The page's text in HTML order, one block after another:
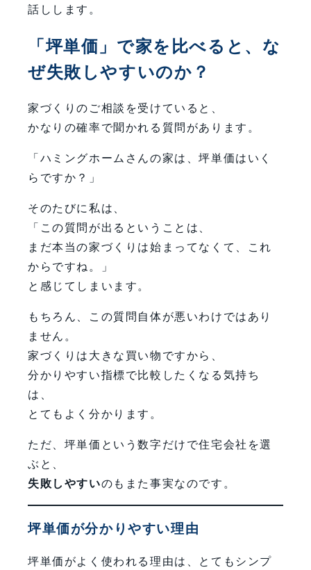
話しします。
「坪単価」で家を比べると、な
ぜ失敗しやすいのか？
家づくりのご相談を受けていると、
かなりの確率で聞かれる質問があります。
「ハミングホームさんの家は、坪単価はいく
らですか？」
そのたびに私は、
「この質問が出るということは、
まだ本当の家づくりは始まってなくて、これ
からですね。」
と感じてしまいます。
もちろん、この質問自体が悪いわけではあり
ません。
家づくりは大きな買い物ですから、
分かりやすい指標で比較したくなる気持ち
は、
とてもよく分かります。
ただ、坪単価という数字だけで住宅会社を選
ぶと、
失敗しやすいのもまた事実なのです。
坪単価が分かりやすい理由
坪単価がよく使われる理由は、とてもシンプ